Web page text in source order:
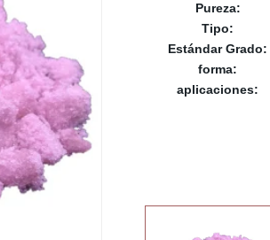
Pureza:
Tipo:
Estándar Grado:
forma:
aplicaciones: